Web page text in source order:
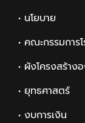
• นโยบาย
• คณะกรรมการ
• ผังโครงสร้าง
• ยุทธศาสตร์
• งบการเงิน